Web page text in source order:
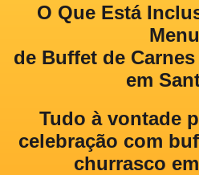
O Que Está
de Buffet de
em
Tudo à vontade
celebração com
churrasco